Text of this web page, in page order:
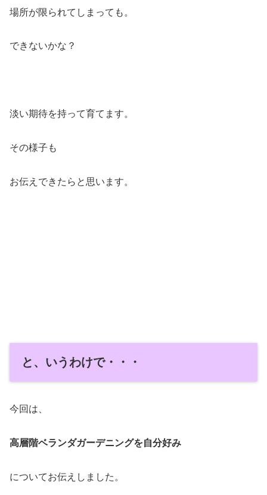
場所が限られてしまっても。
できないかな？
淡い期待を持って育てます。
その様子も
お伝えできたらと思います。
と、いうわけで・・・
今回は、
高層階ベランダガーデニングを自分好み
についてお伝えしました。